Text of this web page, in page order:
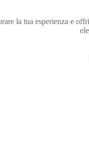
la tua esperienza e